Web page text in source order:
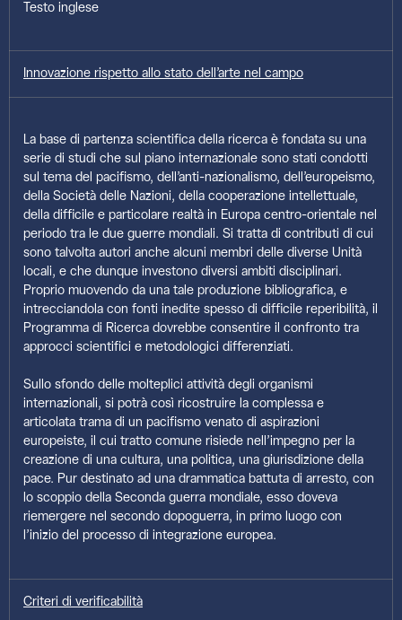
Testo inglese
Innovazione rispetto allo stato dell’arte nel campo
La base di partenza scientifica della ricerca è fondata su una
serie di studi che sul piano internazionale sono stati condotti
sul tema del pacifismo, dell’anti-nazionalismo, dell’europeismo,
della Società delle Nazioni, della cooperazione intellettuale,
della difficile e particolare realtà in Europa centro-orientale nel
periodo tra le due guerre mondiali. Si tratta di contributi di cui
sono talvolta autori anche alcuni membri delle diverse Unità
locali, e che dunque investono diversi ambiti disciplinari.
Proprio muovendo da una tale produzione bibliografica, e
intrecciandola con fonti inedite spesso di difficile reperibilità, il
Programma di Ricerca dovrebbe consentire il confronto tra
approcci scientifici e metodologici differenziati.
Sullo sfondo delle molteplici attività degli organismi
internazionali, si potrà così ricostruire la complessa e
articolata trama di un pacifismo venato di aspirazioni
europeiste, il cui tratto comune risiede nell’impegno per la
creazione di una cultura, una politica, una giurisdizione della
pace. Pur destinato ad una drammatica battuta di arresto, con
lo scoppio della Seconda guerra mondiale, esso doveva
riemergere nel secondo dopoguerra, in primo luogo con
l’inizio del processo di integrazione europea.
Criteri di verificabilità